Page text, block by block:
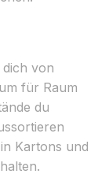
von
für Raum
du
Kartons und